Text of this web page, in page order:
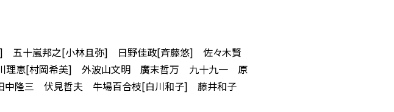
五十嵐邦之[小林且弥] 日野佳政[斉藤悠] 佐々木賢
理恵[村岡希美] 外波山文明 廣末哲万 九十九一 原
隆三 伏見哲夫 牛場百合枝[白川和子] 藤井和子